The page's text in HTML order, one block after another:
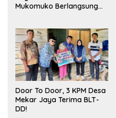
Mukomuko Berlangsung
Door To Door, 3 KPM Desa
Mekar Jaya Terima BLT-
DD!